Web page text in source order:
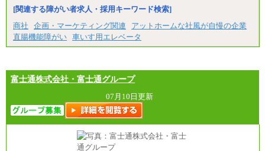
※全コース共通※ 能力・経験・勤務地などにより
※試用期間中も給与に変更はございません。
[関連する障がい者求人・採用キーワード検索]
商社
企画・マーケティング関連
アットホームな社風が自慢の企業
直腸機能障がい 車いす用エレベータ
富士通株式会社・富士通グループ
07月10日更新